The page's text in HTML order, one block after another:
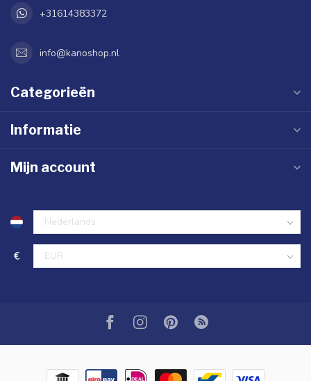
+31614383372
info@kanoshop.nl
Categorieën
Informatie
Mijn account
€